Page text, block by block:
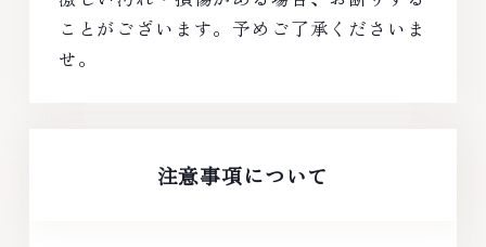
ことがございます。予めご了承くださいま
せ。
注意事項について